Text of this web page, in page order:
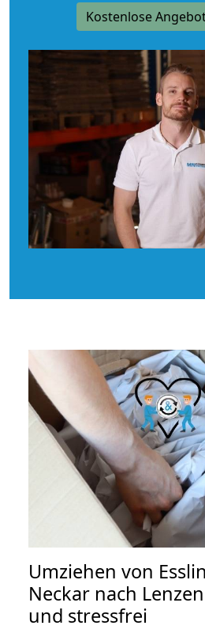
Kostenlose
Umziehen von
Neckar nach
und stressfrei